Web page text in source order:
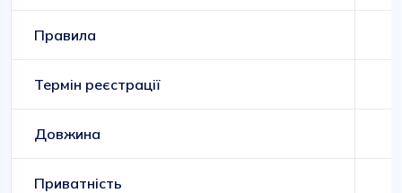
Правила
Термін реєстрації
Довжина
Приватність